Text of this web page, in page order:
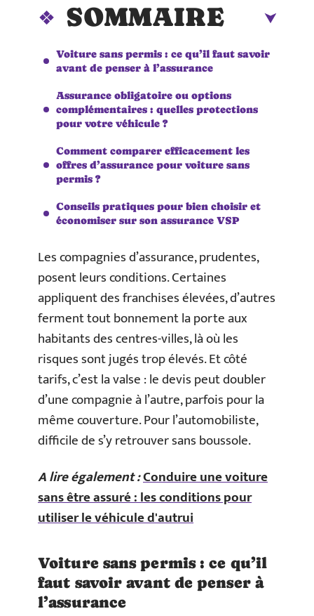
SOMMAIRE
Voiture sans permis : ce qu’il faut savoir
avant de penser à l’assurance
Assurance obligatoire ou options
complémentaires : quelles protections
pour votre véhicule ?
Comment comparer efficacement les
offres d’assurance pour voiture sans
permis ?
Conseils pratiques pour bien choisir et
économiser sur son assurance VSP
Les compagnies d’assurance, prudentes,
posent leurs conditions. Certaines
appliquent des franchises élevées, d’autres
ferment tout bonnement la porte aux
habitants des centres-villes, là où les
risques sont jugés trop élevés. Et côté
tarifs, c’est la valse : le devis peut doubler
d’une compagnie à l’autre, parfois pour la
même couverture. Pour l’automobiliste,
difficile de s’y retrouver sans boussole.
A lire également :Conduire une voiture
sans être assuré : les conditions pour
utiliser le véhicule d'autrui
Voiture sans permis : ce qu’il
faut savoir avant de penser à
l’assurance